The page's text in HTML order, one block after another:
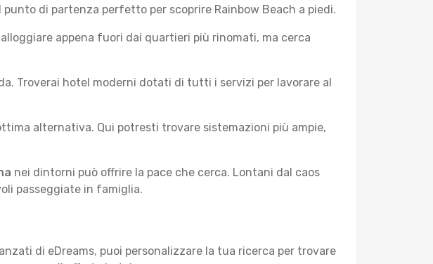
di partenza perfetto per scoprire Rainbow Beach a piedi.
appena fuori dai quartieri più rinomati, ma cerca
Troverai hotel moderni dotati di tutti i servizi per lavorare al
alternativa. Qui potresti trovare sistemazioni più ampie,
nei dintorni può offrire la pace che cerca. Lontani dal caos
passeggiate in famiglia.
di eDreams, puoi personalizzare la tua ricerca per trovare